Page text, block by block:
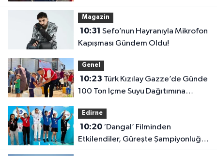
sürücü yaralandı
Magazin
10:31
Kapışması Gündem Oldu!
Genel
10:23
100 Ton İçme Suyu Dağıtımına
Başladı
Edirne
10:20‘Dangal’ Filminden
Etkilendiler, Güreşte Şampiyonluğa
Doymadılar!